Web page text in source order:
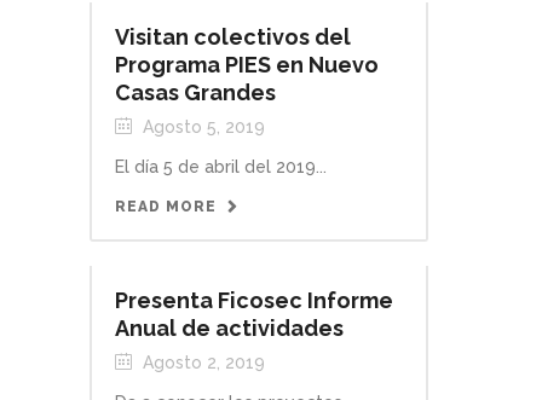
Visitan colectivos del
Programa PIES en Nuevo
Casas Grandes
Agosto 5, 2019
El día 5 de abril del 2019...
READ MORE
Presenta Ficosec Informe
Anual de actividades
Agosto 2, 2019